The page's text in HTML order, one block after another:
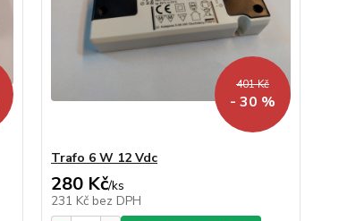
401 Kč
- 30 %
Trafo 6 W 12 Vdc
280 Kč/ks
231 Kč bez DPH